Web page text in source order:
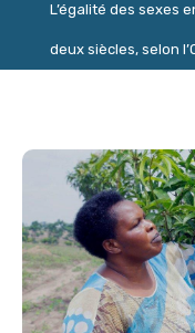
L’égalité des sexes
deux siècles, selon